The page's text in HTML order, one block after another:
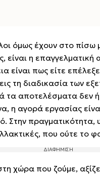
όμως έχουν στο πίσω
είναι η
είναι πως είτε
τη διαδικασία των
τα αποτελέσματα δεν
η αγορά εργασίας
Στην
που ούτε το
χώρα που ζούμε,